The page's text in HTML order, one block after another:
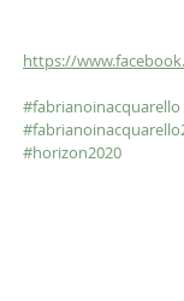
https://
#fabrianoinacquarello
#horizon2020